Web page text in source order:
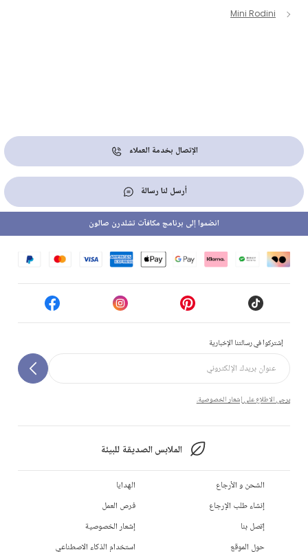
Mini Rodini
الإتصال بخدمة العملاء
أرسل لنا رسالة
إشتركوا في رسالتنا الإخبارية
يرجى الاطلاع على إشعار الخصوصية.
الملابس الصديقة للبيئة
انضموا إلى برنامج مكافآت تشلدرن صالون
الشحن و الأرجاع
إنشاء طلب الإرجاع
إتصل بنا
حول الموقع
الهدايا
فرص العمل
إشعار الخصوصية
استخدام الذكاء الاصطناعي